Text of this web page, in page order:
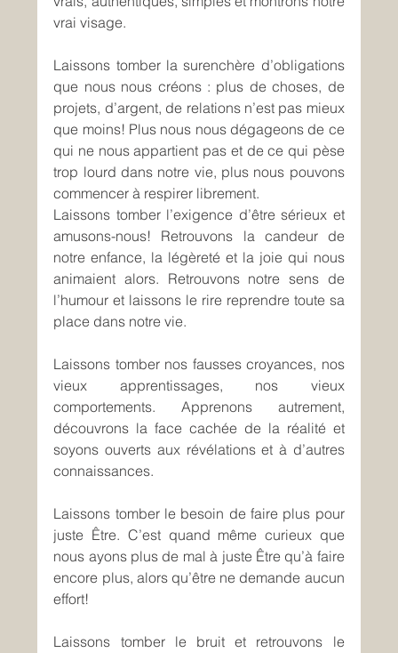
vrai visage.
Laissons tomber la surenchère d’obligations
que nous nous créons : plus de choses, de
projets, d’argent, de relations n’est pas mieux
que moins! Plus nous nous dégageons de ce
qui ne nous appartient pas et de ce qui pèse
trop lourd dans notre vie, plus nous pouvons
commencer à respirer librement.
Laissons tomber l’exigence d’être sérieux et
amusons-nous! Retrouvons la candeur de
notre enfance, la légèreté et la joie qui nous
animaient alors. Retrouvons notre sens de
l’humour et laissons le rire reprendre toute sa
place dans notre vie.
Laissons tomber nos fausses croyances, nos
vieux apprentissages, nos vieux
comportements. Apprenons autrement,
découvrons la face cachée de la réalité et
soyons ouverts aux révélations et à d’autres
connaissances.
Laissons tomber le besoin de faire plus pour
juste Être. C’est quand même curieux que
nous ayons plus de mal à juste Être qu’à faire
encore plus, alors qu’être ne demande aucun
effort!
Laissons tomber le bruit et retrouvons le